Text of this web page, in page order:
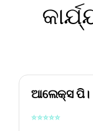
ଆଲେକ୍ସ ପି।
⭐⭐⭐⭐⭐